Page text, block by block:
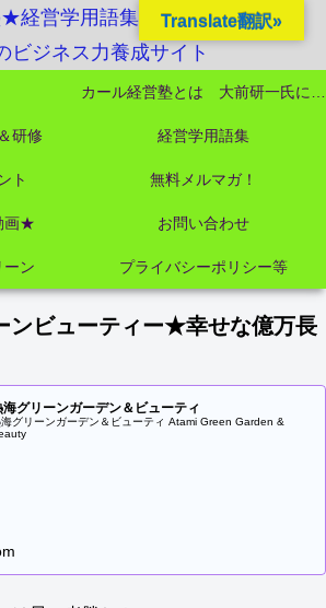
営学用語集起業独立成功MBA
ビジネス力養成サイト
研修 経営学用語集
ト 無料メルマガ！
画★ お問い合わせ
ン プライバシーポリシー等
ンビューティー★幸せな億万長
海グリーンガーデン＆ビューティ
グリーンガーデン＆ビューティ Atami Green Garden &
Translate翻訳»